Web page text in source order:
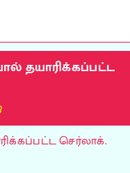
தயாரிக்கப்பட்ட
செர்லாக்.